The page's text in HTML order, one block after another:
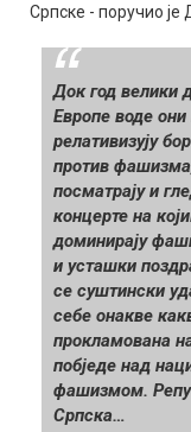
Српске - поручио је
Док год велики
Европе воде они
релативизују
против
посматрају и
концерте на
доминирају
и усташки
се суштински
себе онакве
прокламована
побједе над
фашизмом.
Српска…